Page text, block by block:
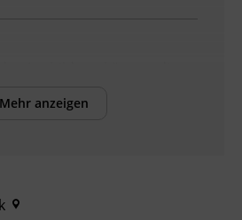
für den Kranbetrieb
von Mechanik, Hydraulik
Mehr anzeigen